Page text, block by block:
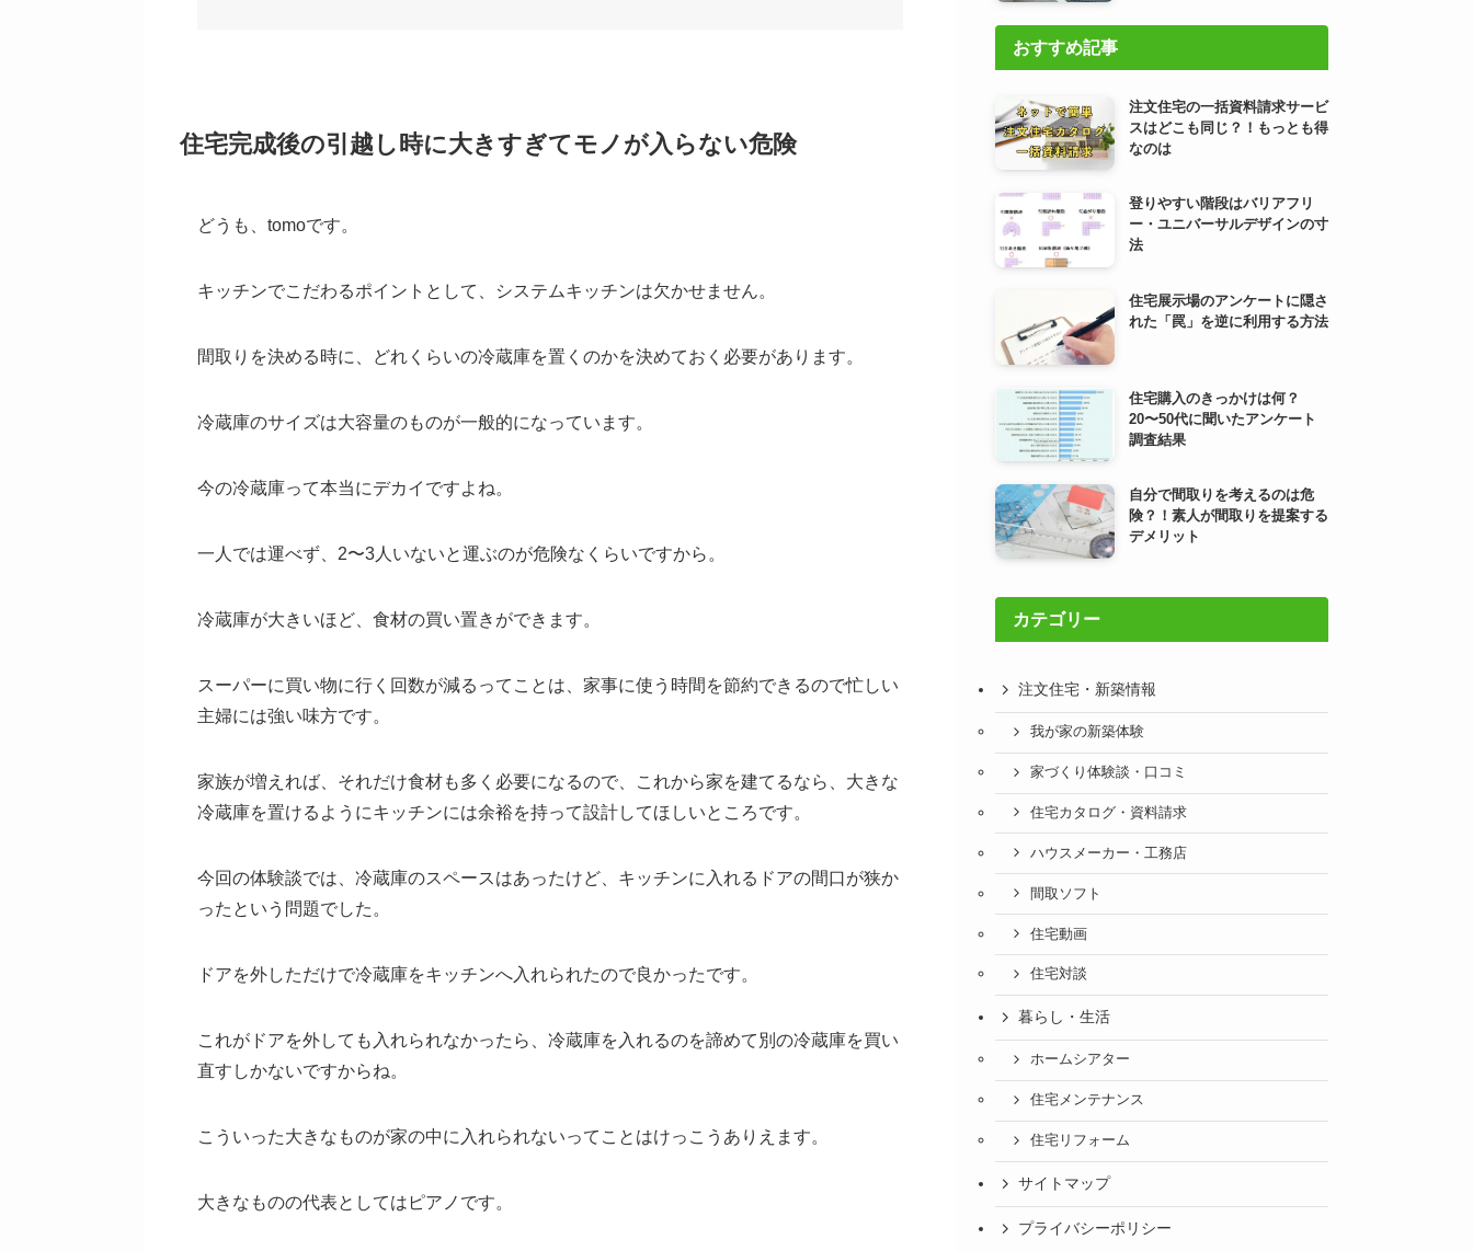
住宅完成後の引越し時に大きすぎてモノが入らない危険
どうも、tomoです。
キッチンでこだわるポイントとして、システムキッチンは欠かせません。
間取りを決める時に、どれくらいの冷蔵庫を置くのかを決めておく必要があります。
冷蔵庫のサイズは大容量のものが一般的になっています。
今の冷蔵庫って本当にデカイですよね。
一人では運べず、2〜3人いないと運ぶのが危険なくらいですから。
冷蔵庫が大きいほど、食材の買い置きができます。
スーパーに買い物に行く回数が減るってことは、家事に使う時間を節約できるので忙しい
主婦には強い味方です。
家族が増えれば、それだけ食材も多く必要になるので、これから家を建てるなら、大きな
冷蔵庫を置けるようにキッチンには余裕を持って設計してほしいところです。
今回の体験談では、冷蔵庫のスペースはあったけど、キッチンに入れるドアの間口が狭か
ったという問題でした。
ドアを外しただけで冷蔵庫をキッチンへ入れられたので良かったです。
これがドアを外しても入れられなかったら、冷蔵庫を入れるのを諦めて別の冷蔵庫を買い
直すしかないですからね。
こういった大きなものが家の中に入れられないってことはけっこうありえます。
大きなものの代表としてはピアノです。
おすすめ記事
注文住宅の一括資料請求サービ
スはどこも同じ？！もっとも得
なのは
登りやすい階段はバリアフリ
ー・ユニバーサルデザインの寸
法
住宅展示場のアンケートに隠さ
れた「罠」を逆に利用する方法
住宅購入のきっかけは何？
20〜50代に聞いたアンケート
調査結果
自分で間取りを考えるのは危
険？！素人が間取りを提案する
デメリット
カテゴリー
注文住宅・新築情報
我が家の新築体験
家づくり体験談・口コミ
住宅カタログ・資料請求
ハウスメーカー・工務店
間取ソフト
住宅動画
住宅対談
暮らし・生活
ホームシアター
住宅メンテナンス
住宅リフォーム
サイトマップ
プライバシーポリシー